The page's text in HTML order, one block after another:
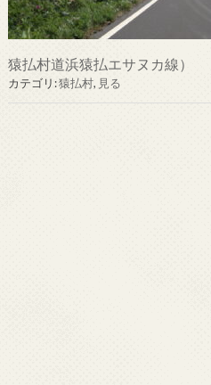
猿払村道浜猿払エサヌカ線）
カテゴリ:猿払村, 見る